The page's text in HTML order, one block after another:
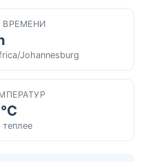
ВРЕМЕНИ
Johannesburg